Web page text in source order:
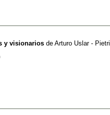
y visionarios de Arturo Uslar - Pietri